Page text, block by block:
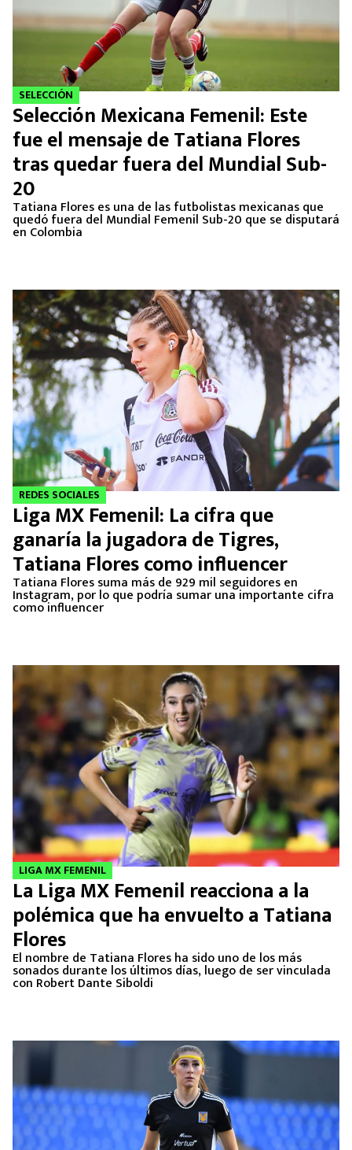
SELECCIÓN
Selección Mexicana Femenil: Este
fue el mensaje de Tatiana Flores
tras quedar fuera del Mundial Sub-
20
Tatiana Flores es una de las futbolistas mexicanas que
quedó fuera del Mundial Femenil Sub-20 que se disputará
en Colombia
REDES SOCIALES
Liga MX Femenil: La cifra que
ganaría la jugadora de Tigres,
Tatiana Flores como influencer
Tatiana Flores suma más de 929 mil seguidores en
Instagram, por lo que podría sumar una importante cifra
como influencer
LIGA MX FEMENIL
La Liga MX Femenil reacciona a la
polémica que ha envuelto a Tatiana
Flores
El nombre de Tatiana Flores ha sido uno de los más
sonados durante los últimos días, luego de ser vinculada
con Robert Dante Siboldi